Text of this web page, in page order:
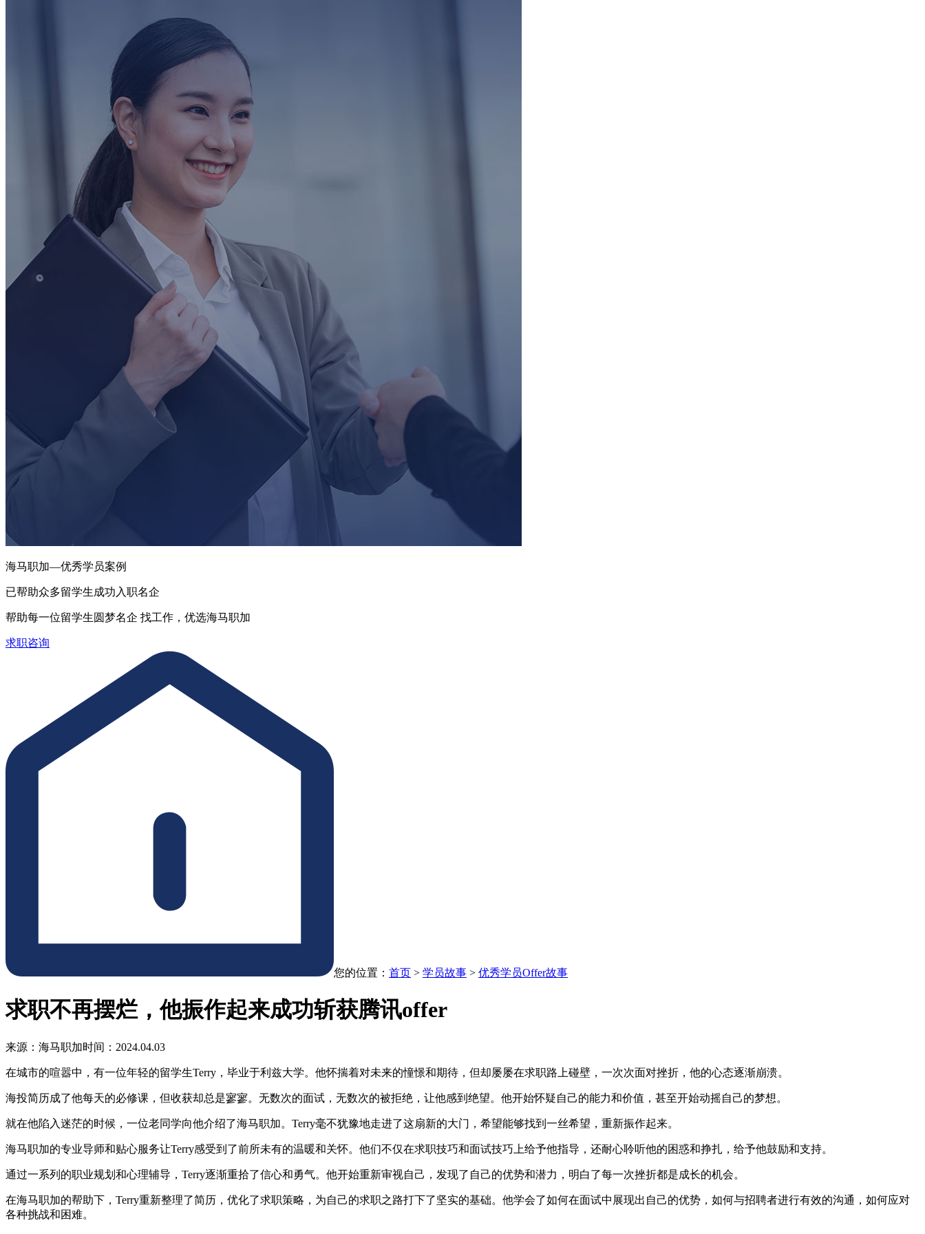
海马职加—优秀学员案例
已帮助众多留学生成功入职名企
帮助每一位留学生圆梦名企 找工作，优选海马职加
求职咨询
您的位置： 首页 > 学员故事 > 优秀学员Offer故事
求职不再摆烂，他振作起来成功斩获腾讯offer
来源：海马职加时间：2024.04.03
在城市的喧嚣中，有一位年轻的留学生Terry，毕业于利兹大学。他怀揣着对未来的憧憬和期待，但却屡屡在求职路上碰壁，一次次面对挫折，他的心态逐渐崩溃。
海投简历成了他每天的必修课，但收获却总是寥寥。无数次的面试，无数次的被拒绝，让他感到绝望。他开始怀疑自己的能力和价值，甚至开始动摇自己的梦想。
就在他陷入迷茫的时候，一位老同学向他介绍了海马职加。Terry毫不犹豫地走进了这扇新的大门，希望能够找到一丝希望，重新振作起来。
海马职加的专业导师和贴心服务让Terry感受到了前所未有的温暖和关怀。他们不仅在求职技巧和面试技巧上给予他指导，还耐心聆听他的困惑和挣扎，给予他鼓励和支持。
通过一系列的职业规划和心理辅导，Terry逐渐重拾了信心和勇气。他开始重新审视自己，发现了自己的优势和潜力，明白了每一次挫折都是成长的机会。
在海马职加的帮助下，Terry重新整理了简历，优化了求职策略，为自己的求职之路打下了坚实的基础。他学会了如何在面试中展现出自己的优势，如何与招聘者进行有效的沟通，如何应对
各种挑战和困难。